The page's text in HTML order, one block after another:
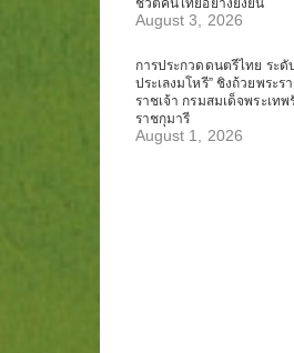
ชีวิตคนไทยอย่างยั่งยืน
August 3, 2026
การประกวดดนตรีไทย ระดั
ประเลงมโหรี” ชิงถ้วยพระ
ราชเจ้า กรมสมเด็จพระเท
ราชกุมารี
August 1, 2026